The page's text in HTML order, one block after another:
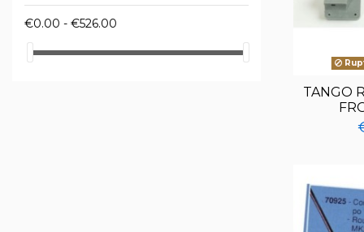
TANGO
€0.00 - €526.00